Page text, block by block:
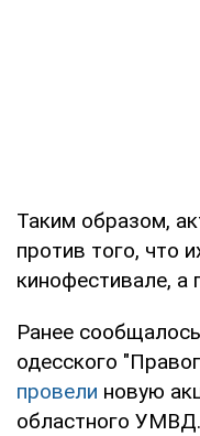
Таким образом,
против того, что
кинофестивале, а
Ранее
одесского
провели новую
областного